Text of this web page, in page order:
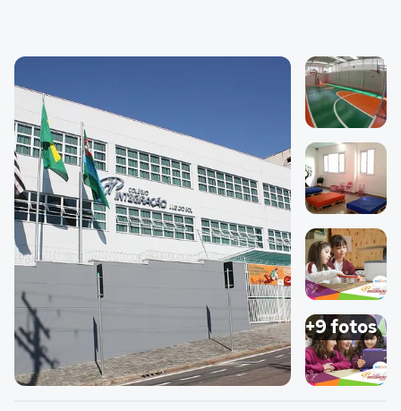
Galeria de imagem
Imagem 1
Imagem 2
Imagem 3
+9 fotos